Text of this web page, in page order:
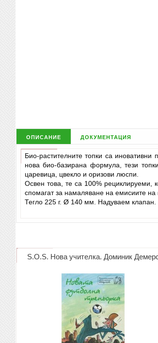
описание документация
Био-растителните топки са
нова био-базирана формула, тези
царевица, цвекло и оризови люспи.
Освен това, те са 100% рециклируеми,
спомагат за намаляване на емисиите на
Тегло 225 г. Ø 140 мм. Надуваем клапан.
S.O.S. Нова учителка. Доминик